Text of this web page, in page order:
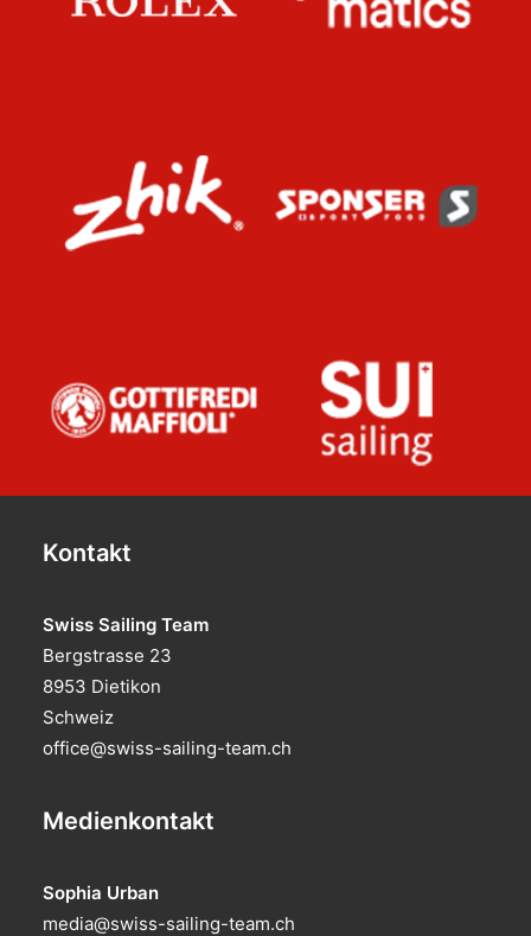
Kontakt
Swiss Sailing Team
Bergstrasse 23
8953 Dietikon
Schweiz
office@swiss-sailing-team.ch
Medienkontakt
Sophia Urban
media@swiss-sailing-team.ch